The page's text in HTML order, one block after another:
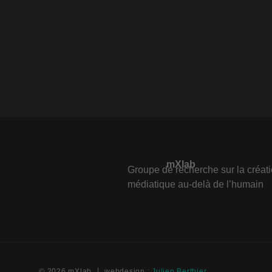
mXlab
Groupe de recherche sur la
médiatique au-delà de l’humain